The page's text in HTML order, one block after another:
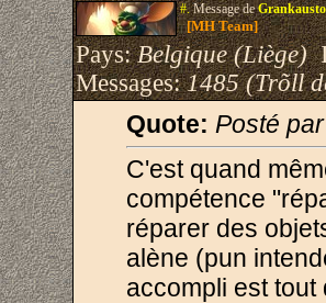
#.Message deGrankausto
[MH Team]
Pays:Belgique (Liège)
Messages:1485 (Trõll
Quote: Posté
C'est quand
compétence
réparer des
alène (pun
accompli est